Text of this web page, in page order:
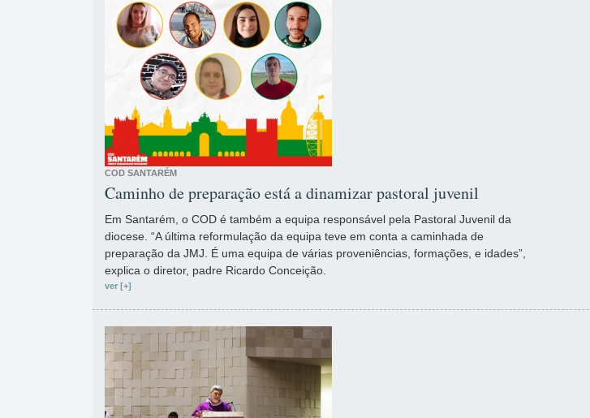
COD SANTARÉM
Caminho de preparação está a dinamizar pastoral juvenil
Em Santarém, o COD é também a equipa responsável pela Pastoral Juvenil da
diocese. “A última reformulação da equipa teve em conta a caminhada de
preparação da JMJ. É uma equipa de várias proveniências, formações, e idades”,
explica o diretor, padre Ricardo Conceição.
ver [+]